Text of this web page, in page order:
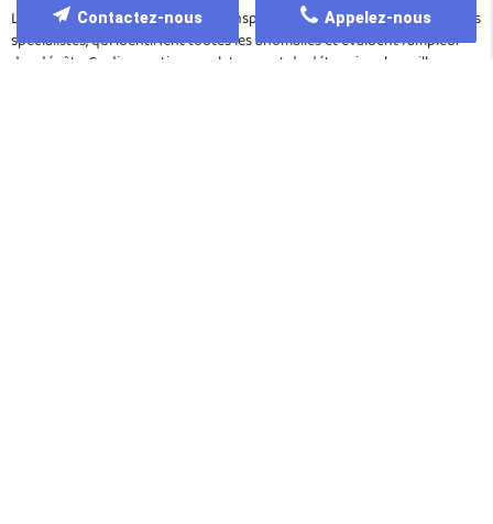
Le processus commence par une inspection minutieuse réalisée par nos
spécialistes, qui identifient toutes les anomalies et évaluent l'ampleur
des dégâts. Ce diagnostic complet permet de déterminer la meilleure
Appelez-nous
Contactez-nous